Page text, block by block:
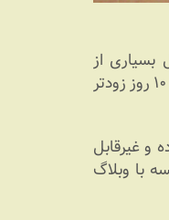
بسیاری از
بلاگرهای قدیمی برخلاف سال‌های قبل، انگار به پیشواز این روز رفته‌اند و نوشته‌های‌شان را یک هفته تا ۱۰ روز زودتر
و غیرقابل
با وبلاگ